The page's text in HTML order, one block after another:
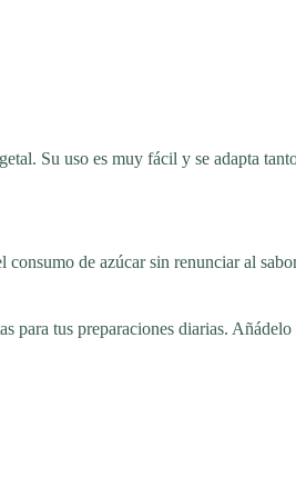
Su uso es muy fácil y se adapta
de azúcar sin renunciar al
para tus preparaciones diarias.